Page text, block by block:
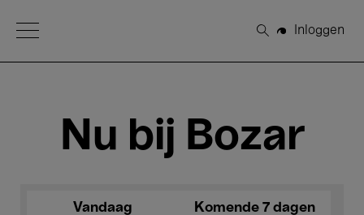
Open Menu
Zoeken
Inloggen
Nu bij Bozar
Vandaag Komende 7 dagen